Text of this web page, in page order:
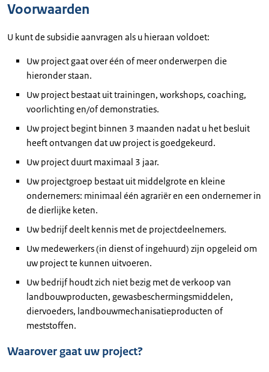
Voorwaarden
U kunt de subsidie aanvragen als u hieraan voldoet:
Uw project gaat over één of meer onderwerpen die
hieronder staan.
Uw project bestaat uit trainingen, workshops, coaching,
voorlichting en/of demonstraties.
Uw project begint binnen 3 maanden nadat u het besluit
heeft ontvangen dat uw project is goedgekeurd.
Uw project duurt maximaal 3 jaar.
Uw projectgroep bestaat uit middelgrote en kleine
ondernemers: minimaal één agrariër en een ondernemer in
de dierlijke keten.
Uw bedrijf deelt kennis met de projectdeelnemers.
Uw medewerkers (in dienst of ingehuurd) zijn opgeleid om
uw project te kunnen uitvoeren.
Uw bedrijf houdt zich niet bezig met de verkoop van
landbouwproducten, gewasbeschermingsmiddelen,
diervoeders, landbouwmechanisatieproducten of
meststoffen.
Waarover gaat uw project?